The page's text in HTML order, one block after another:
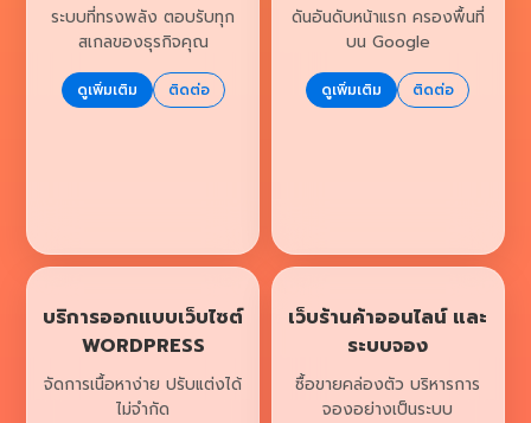
ระบบที่ทรงพลัง ตอบรับทุก
สเกลของธุรกิจคุณ
ดูเพิ่มเติม ติดต่อ
ดันอันดับหน้าแรก ครองพื้นที่
บน Google
ดูเพิ่มเติม ติดต่อ
บริการออกแบบเว็บไซต์
WORDPRESS
จัดการเนื้อหาง่าย ปรับแต่งได้
ไม่จำกัด
เว็บร้านค้าออนไลน์ และ
ระบบจอง
ซื้อขายคล่องตัว บริหารการ
จองอย่างเป็นระบบ